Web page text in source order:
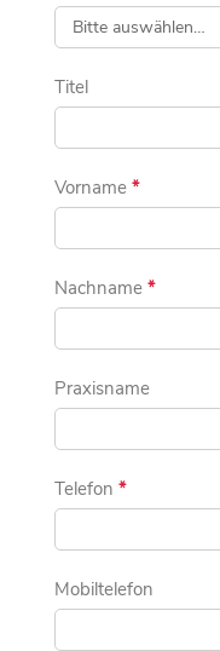
Titel
Vorname *
Nachname *
Praxisname
Telefon *
Mobiltelefon